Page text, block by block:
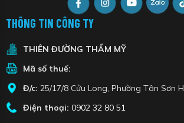
THÔNG TIN CÔNG TY
THIÊN ĐƯỜNG THẨM MỸ
Mã số thuế:
Đ/c: 25/17/8 Cửu Long, Phường Tân Sơn
Điện thoại: 0902 32 80 51